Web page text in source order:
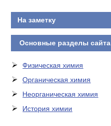
На заметку
Основные разделы сайта
Физическая химия
Органическая химия
Неорганическая химия
История химии